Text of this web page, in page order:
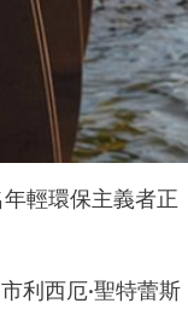
輕環保主義者正
利西厄·聖特蕾斯